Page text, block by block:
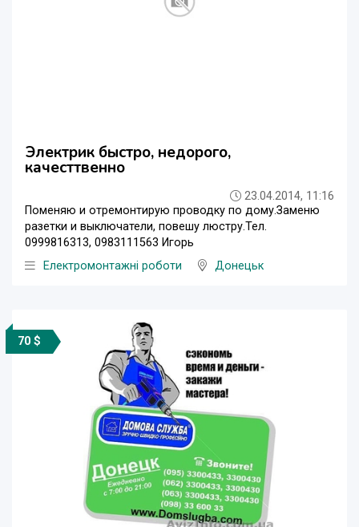
Электрик быстро, недорого,
качесттвенно
23.04.2014, 11:16
Поменяю и отремонтирую проводку по дому.Заменю
разетки и выключатели, повешу люстру.Тел.
0999816313, 0983111563 Игорь
Електромонтажні роботи
Донецьк
70 $